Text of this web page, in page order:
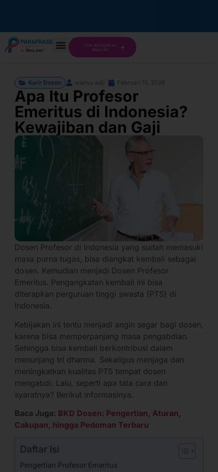
Cek Kelayakan
Naskah
Karir Dosen wahyu adji Februari 15, 2026
Apa Itu Profesor
Emeritus di Indonesia?
Kewajiban dan Gaji
Dosen Profesor di Indonesia yang sudah memasuki
masa purna tugas, bisa diangkat kembali sebagai
dosen. Kemudian menjadi Dosen Profesor
Emeritus. Pengangkatan kembali ini bisa
diterapkan perguruan tinggi swasta (PTS) di
Indonesia.
Kebijakan ini tentu menjadi angin segar bagi dosen,
karena bisa memperpanjang masa pengabdian.
Sehingga bisa kembali berkontribusi dalam
menunjang tri dharma. Sekaligus menjaga dan
meningkatkan kualitas PTS tempat dosen
mengabdi. Lalu, seperti apa tata cara dan
syaratnya? Berikut informasinya.
Baca Juga: BKD Dosen: Pengertian, Aturan,
Cakupan, hingga Pedoman Terbaru
Daftar Isi
Pengertian Profesor Emeritus